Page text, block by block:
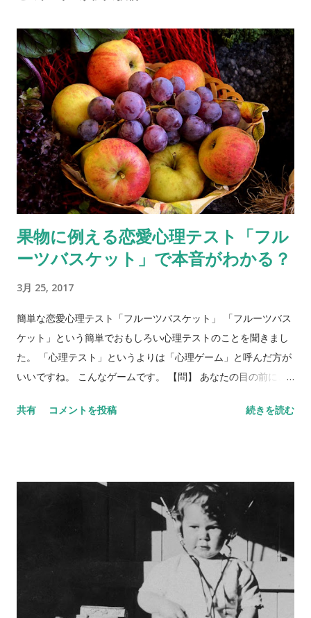
果物に例える恋愛心理テスト「フル
ーツバスケット」で本音がわかる？
3月 25, 2017
簡単な恋愛心理テスト「フルーツバスケット」 「フルーツバス
ケット」という簡単でおもしろい心理テストのことを聞きまし
た。 「心理テスト」というよりは「心理ゲーム」と呼んだ方が
いいですね。 こんなゲームです。 【問】 あなたの目の前に、
ナナ、ぶどう、みかん、イチゴ、キウイが入っています。5種類
共有 コメントを投稿 続きを読む